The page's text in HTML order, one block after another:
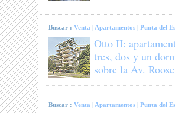
Buscar :Venta | Apartamentos |Punta del
Otto II:
tres, dos y un
sobre la Av.
Buscar :Venta | Apartamentos |Punta del